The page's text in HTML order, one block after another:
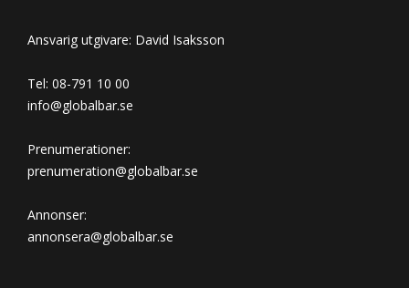
Ansvarig utgivare: David Isaksson
Tel: 08-791 10 00
info@globalbar.se
Prenumerationer:
prenumeration@globalbar.se
Annonser:
annonsera@globalbar.se